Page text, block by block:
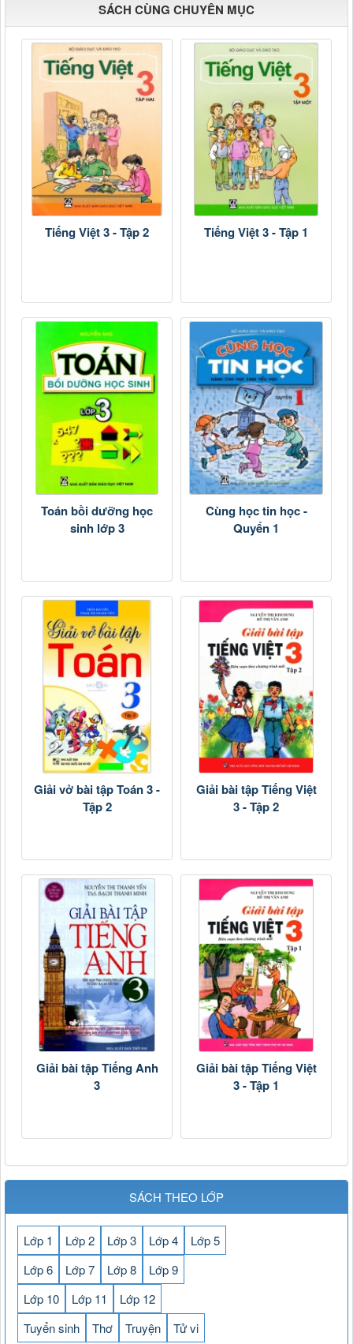
SÁCH CÙNG CHUYÊN MỤC
Tiếng Việt 3 - Tập 2 Tiếng Việt 3 - Tập 1
Toán bồi dưỡng học
sinh lớp 3
Cùng học tin học -
Quyển 1
Giải vở bài tập Toán 3 -
Tập 2
Giải bài tập Tiếng Việt
3 - Tập 2
Giải bài tập Tiếng Anh
3
Giải bài tập Tiếng Việt
3 - Tập 1
SÁCH THEO LỚP
Lớp 1 Lớp 2 Lớp 3 Lớp 4
Lớp 5
Lớp 6
Lớp 7 Lớp 8
Lớp 9
Lớp 10
Lớp 11
Lớp 12
Tuyển sinh
Thơ Truyện Tử vi